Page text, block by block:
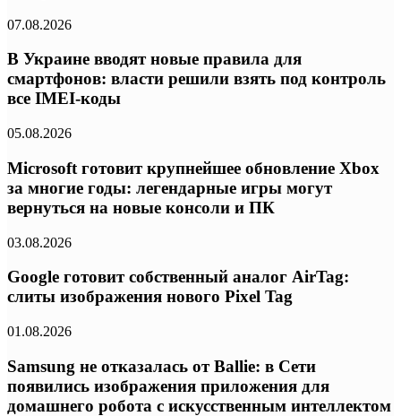
07.08.2026
В Украине вводят новые правила для
смартфонов: власти решили взять под контроль
все IMEI-коды
05.08.2026
Microsoft готовит крупнейшее обновление Xbox
за многие годы: легендарные игры могут
вернуться на новые консоли и ПК
03.08.2026
Google готовит собственный аналог AirTag:
слиты изображения нового Pixel Tag
01.08.2026
Samsung не отказалась от Ballie: в Сети
появились изображения приложения для
домашнего робота с искусственным интеллектом